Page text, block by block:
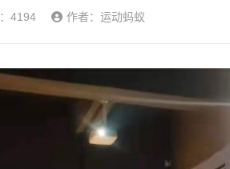
4194 作者：运动蚂蚁